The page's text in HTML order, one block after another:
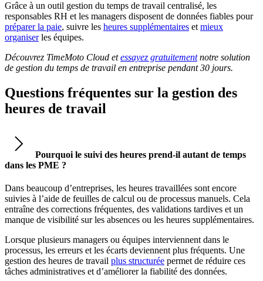
Grâce à un outil gestion du temps de travail centralisé, les
responsables RH et les managers disposent de données fiables pour
préparer la paie, suivre les heures supplémentaires et mieux
organiserles équipes.
Découvrez TimeMoto Cloud etessayez gratuitementnotre solution
de gestion du temps de travail en entreprise pendant 30 jours.
Questions fréquentes sur la gestion des
heures de travail
Pourquoi le suivi des heures prend-il autant de temps
dans les PME ?
Dans beaucoup d’entreprises, les heures travaillées sont encore
suivies à l’aide de feuilles de calcul ou de processus manuels. Cela
entraîne des corrections fréquentes, des validations tardives et un
manque de visibilité sur les absences ou les heures supplémentaires.
Lorsque plusieurs managers ou équipes interviennent dans le
processus, les erreurs et les écarts deviennent plus fréquents. Une
gestion des heures de travail plus structurée permet de réduire ces
tâches administratives et d’améliorer la fiabilité des données.